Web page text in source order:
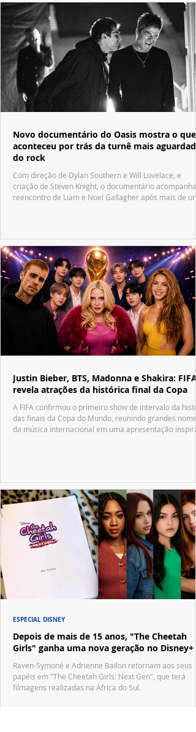
Novo documentário do Oasis mostra o que
aconteceu por trás da turnê mais aguardada
do rock
Com direção de Dylan Southern e Will Lovelace, e
criação de Steven Knight, o documentário acompanha
reencontro de Liam e Noel Gallagher após mais de
Justin Bieber, BTS, Madonna e Shakira: FIFA
revela atrações da histórica final da Copa
A FIFA confirmou o primeiro show de intervalo da
das finais da Copa do Mundo, reunindo grandes nomes
da música internacional em uma apresentação
Depois de mais de 15 anos, "The Cheetah
Girls" ganha uma nova geração no Disney+
Raven-Symoné e Adrienne Bailon retornam aos seus
papéis em "The Cheetah Girls: Next Gen", que terá
filmagens realizadas na África do Sul.
ESPECIAL DISNEY